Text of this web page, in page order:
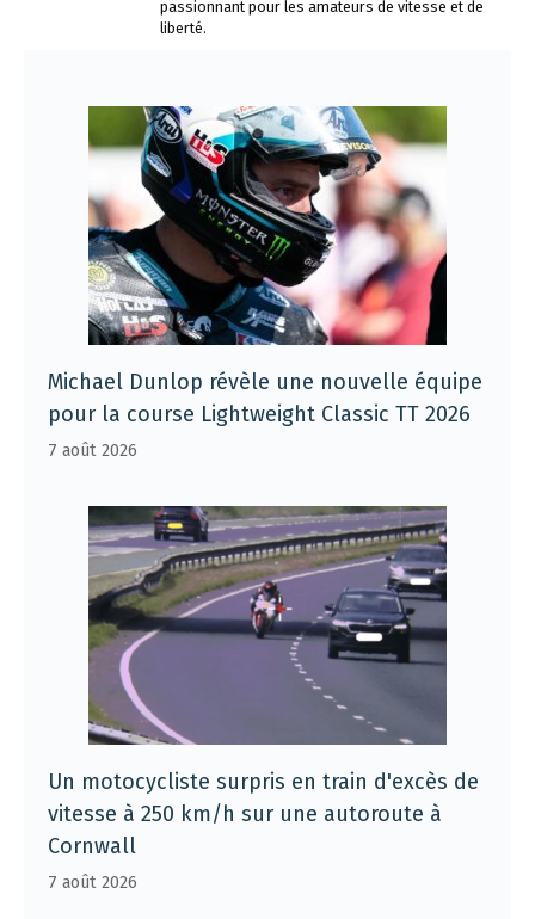
passionnant pour les amateurs de vitesse et de
liberté.
Michael Dunlop révèle une nouvelle équipe
pour la course Lightweight Classic TT 2026
7 août 2026
Un motocycliste surpris en train d'excès de
vitesse à 250 km/h sur une autoroute à
Cornwall
7 août 2026